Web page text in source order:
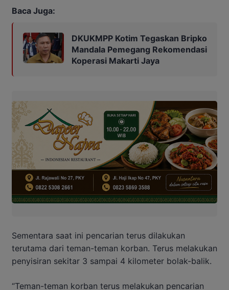
Baca Juga:
DKUKMPP Kotim Tegaskan Bripko
Mandala Pemegang Rekomendasi
Koperasi Makarti Jaya
Sementara saat ini pencarian terus dilakukan
terutama dari teman-teman korban. Terus melakukan
penyisiran sekitar 3 sampai 4 kilometer bolak-balik.
“Teman-teman korban terus melakukan pencarian